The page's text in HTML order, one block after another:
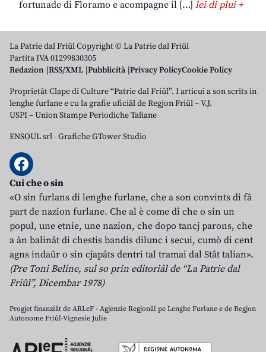
fortunade di Floramo e acompagne il […] lei di plui +
La Patrie dal Friûl Copyright © La Patrie dal Friûl
Partita IVA 01299830305
Redazion RSS/XML Pubblicità Privacy PolicyCookie Policy
Proprietât Clape di Culture “Patrie dal Friûl”. I articui a son scrits in
lenghe furlane e cu la grafie uficiâl de Regjon Friûl – V.J.
USPI – Union Stampe Periodiche Taliane
ENSOUL srl-Grafiche GTower Studio
Cui che o sin
«O sin furlans di lenghe furlane, che a son convints di fâ
part de nazion furlane. Che al è come dî che o sin un
popul, une etnie, une nazion, che dopo tancj parons, che
a àn balinât di chestis bandis dilunc i secui, cumò di cent
agns indaûr o sin cjapâts dentri tal tramai dal Stât talian».
(Pre Toni Beline, sul so prin editoriâl de “La Patrie dal
Friûl”, Dicembar 1978)
Progjet finanziât de ARLeF - Agjenzie Regjonâl pe Lenghe Furlane e de Regjon
Autonome Friûl-Vignesie Julie